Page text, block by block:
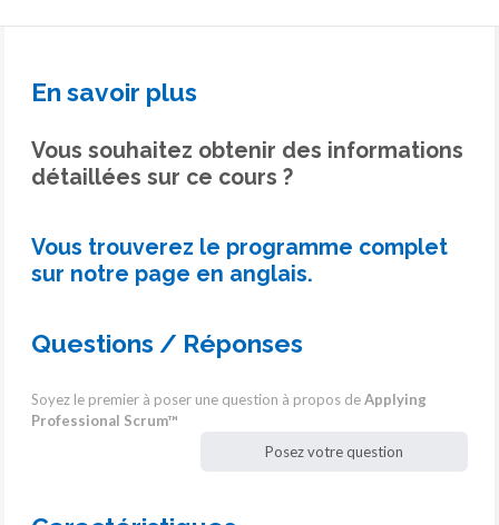
En savoir plus
Vous souhaitez obtenir des informations
détaillées sur ce cours ?
Vous trouverez le programme complet
sur notre page en anglais.
Questions / Réponses
Soyez le premier à poser une question à propos deApplying
Professional Scrum™
Posez votre question